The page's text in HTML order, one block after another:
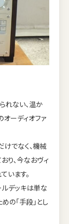
れない、温か
ーディオファ
でなく、機械
り、今なおヴィ
います。
デッキは単な
の「手段」とし